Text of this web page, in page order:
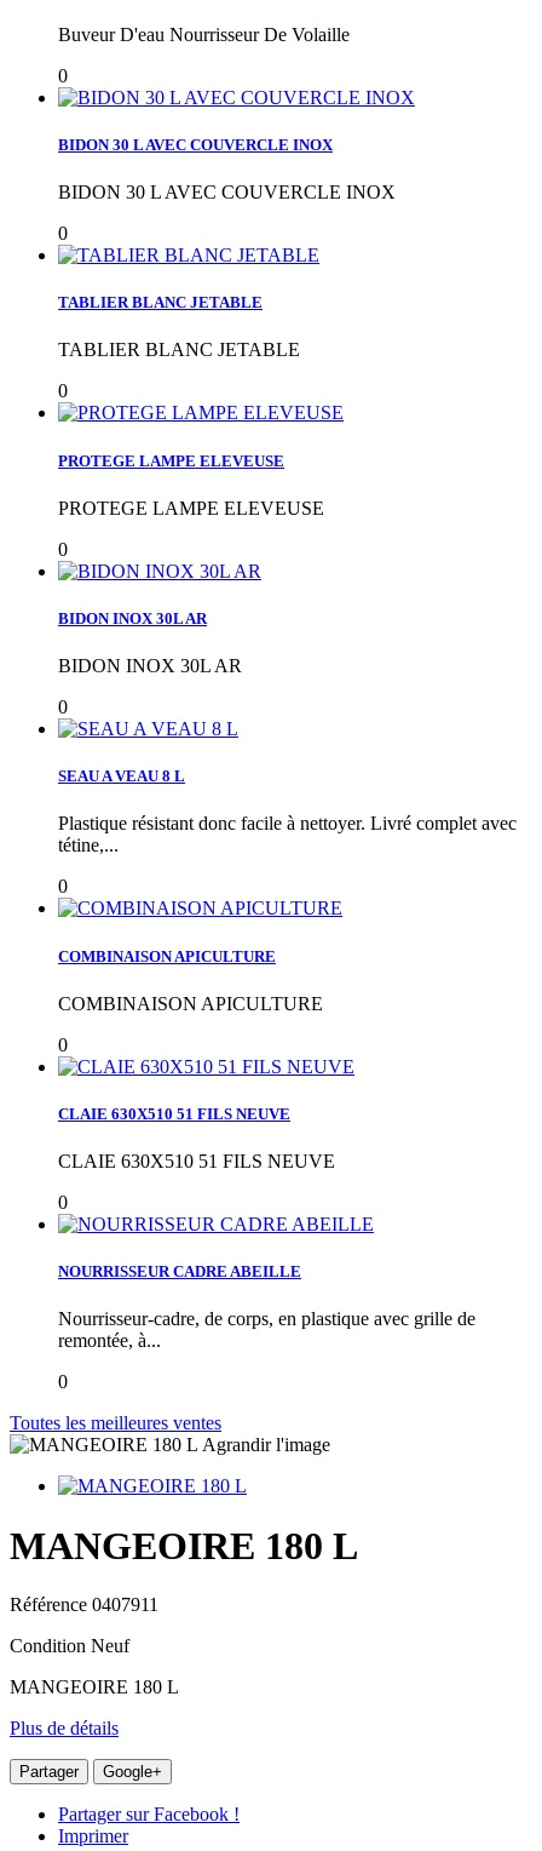
Buveur D'eau Nourrisseur De Volaille
0
BIDON 30 L AVEC COUVERCLE INOX
BIDON 30 L AVEC COUVERCLE INOX
0
TABLIER BLANC JETABLE
TABLIER BLANC JETABLE
0
PROTEGE LAMPE ELEVEUSE
PROTEGE LAMPE ELEVEUSE
0
BIDON INOX 30L AR
BIDON INOX 30L AR
0
SEAU A VEAU 8 L
Plastique résistant donc facile à nettoyer. Livré complet avec
tétine,...
0
COMBINAISON APICULTURE
COMBINAISON APICULTURE
0
CLAIE 630X510 51 FILS NEUVE
CLAIE 630X510 51 FILS NEUVE
0
NOURRISSEUR CADRE ABEILLE
Nourrisseur-cadre, de corps, en plastique avec grille de
remontée, à...
0
Toutes les meilleures ventes
Agrandir l'image
MANGEOIRE 180 L
Référence 0407911
Condition Neuf
MANGEOIRE 180 L
Plus de détails
Partager Google+
Partager sur Facebook !
Imprimer